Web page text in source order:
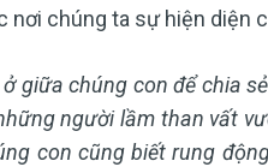
chúng ta sự hiện diện
ở giữa chúng con để chia
người lầm than vất
con cũng biết rung